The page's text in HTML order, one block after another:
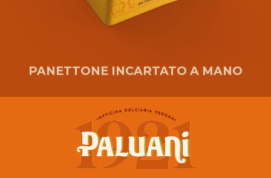
PANETTONE INCARTATO A MANO